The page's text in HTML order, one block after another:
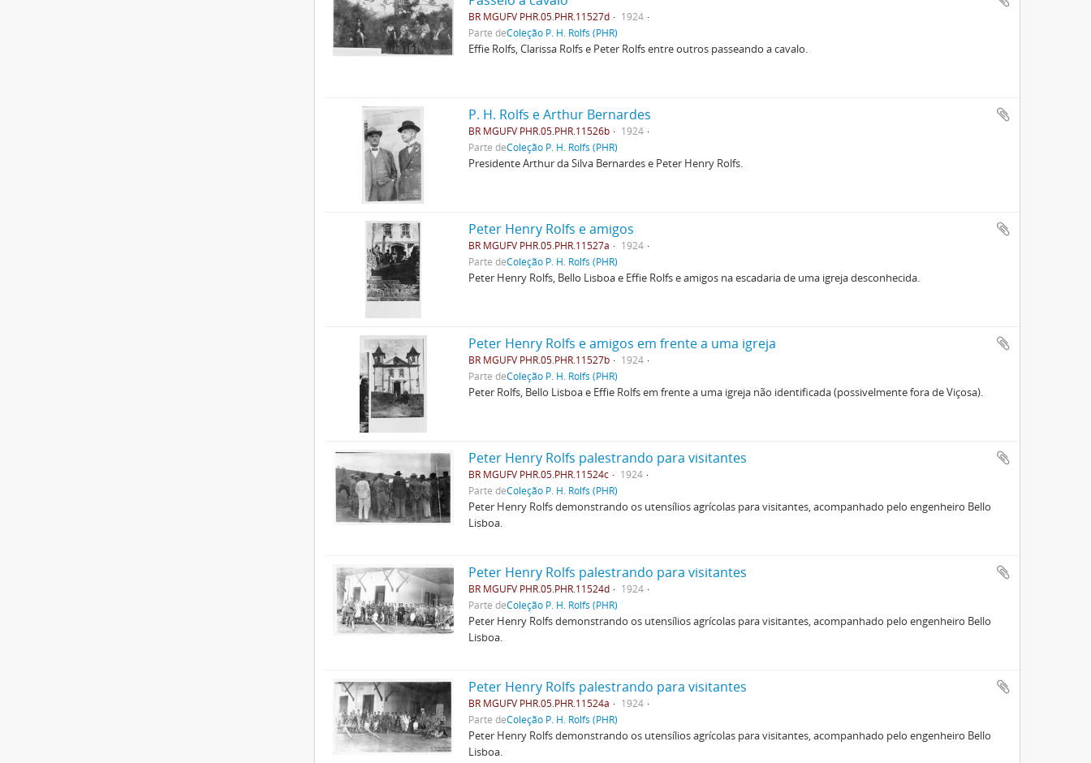
BR MGUFV PHR.05.PHR.11527d
1924
Parte deColeção P. H. Rolfs (PHR)
Effie Rolfs, Clarissa Rolfs e Peter Rolfs entre outros passeando a cavalo.
P. H. Rolfs e Arthur Bernardes
BR MGUFV PHR.05.PHR.11526b
1924
Parte deColeção P. H. Rolfs (PHR)
Presidente Arthur da Silva Bernardes e Peter Henry Rolfs.
Peter Henry Rolfs e amigos
BR MGUFV PHR.05.PHR.11527a
1924
Parte deColeção P. H. Rolfs (PHR)
Peter Henry Rolfs, Bello Lisboa e Effie Rolfs e amigos na escadaria de uma igreja desconhecida.
Peter Henry Rolfs e amigos em frente a uma igreja
BR MGUFV PHR.05.PHR.11527b
1924
Parte deColeção P. H. Rolfs (PHR)
Peter Rolfs, Bello Lisboa e Effie Rolfs em frente a uma igreja não identificada (possivelmente fora de Viçosa).
Peter Henry Rolfs palestrando para visitantes
BR MGUFV PHR.05.PHR.11524c
1924
Parte deColeção P. H. Rolfs (PHR)
Peter Henry Rolfs demonstrando os utensílios agrícolas para visitantes, acompanhado pelo engenheiro Bello
Lisboa.
Peter Henry Rolfs palestrando para visitantes
BR MGUFV PHR.05.PHR.11524d
1924
Parte deColeção P. H. Rolfs (PHR)
Peter Henry Rolfs demonstrando os utensílios agrícolas para visitantes, acompanhado pelo engenheiro Bello
Lisboa.
Peter Henry Rolfs palestrando para visitantes
BR MGUFV PHR.05.PHR.11524a
1924
Parte deColeção P. H. Rolfs (PHR)
Peter Henry Rolfs demonstrando os utensílios agrícolas para visitantes, acompanhado pelo engenheiro Bello
Lisboa.